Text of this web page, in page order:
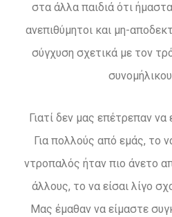
στα άλλα παιδιά ότι
ανεπιθύμητοι και μη-
σύγχυση σχετικά με τον
Γιατί δεν μας επέτρεπαν να
Για πολλούς από εμάς, το
ντροπαλός ήταν πιο άνετο
άλλους, το να είσαι λίγο
Μας έμαθαν να είμαστε